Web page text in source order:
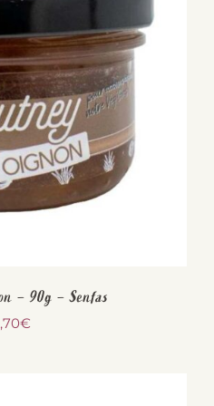
– 90g – Senfas
€